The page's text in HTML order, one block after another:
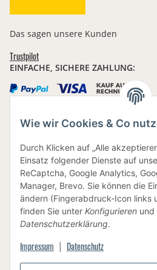
Wie wir Cookies & Co
Durch Klicken auf „Alle
Einsatz folgender Dienste auf
ReCaptcha, Google Analytics,
Manager, Brevo. Sie können die
ändern (Fingerabdruck-Icon links
finden Sie unter Konfigurieren und
Datenschutzerklärung.
Impressum Datenschutz
Das sagen unsere Kunden
Trustpilot
EINFACHE, SICHERE ZAHLUNG:
BEWUSSTE VERPACKUNG